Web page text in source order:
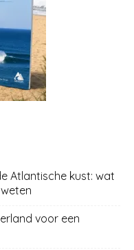
Atlantische kust: wat
voor een